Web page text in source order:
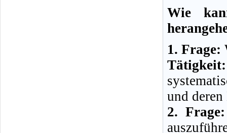
Wie
1. Frage:
Tätigkeit:
und
2. Frage: